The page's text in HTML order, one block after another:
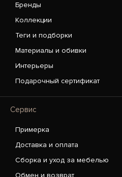
Бренды
Коллекции
Теги и подборки
Материалы и обивки
Интерьеры
Подарочный сертификат
Сервис
Примерка
Доставка и оплата
Сборка и уход за мебелью
Обмен и возврат